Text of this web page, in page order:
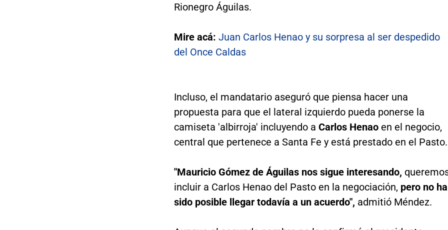
Rionegro Águilas.
Mire acá: Juan Carlos Henao y su sorpresa al ser despedido
del Once Caldas
Incluso, el mandatario aseguró que piensa hacer una
propuesta para que el lateral izquierdo pueda ponerse la
camiseta 'albirroja' incluyendo a Carlos Henaoen el negocio,
central que pertenece a Santa Fe y está prestado en el Pasto.
"Mauricio Gómez de Águilas nos sigue interesando,
incluir a Carlos Henao del Pasto en la negociación, pero no ha
sido posible llegar todavía a un acuerdo", admitió Méndez.